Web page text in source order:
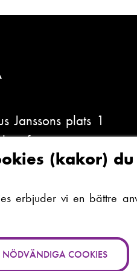
(kakor)
erbjuder vi en bättre
COOKIES
Janssons plats 1
282 699